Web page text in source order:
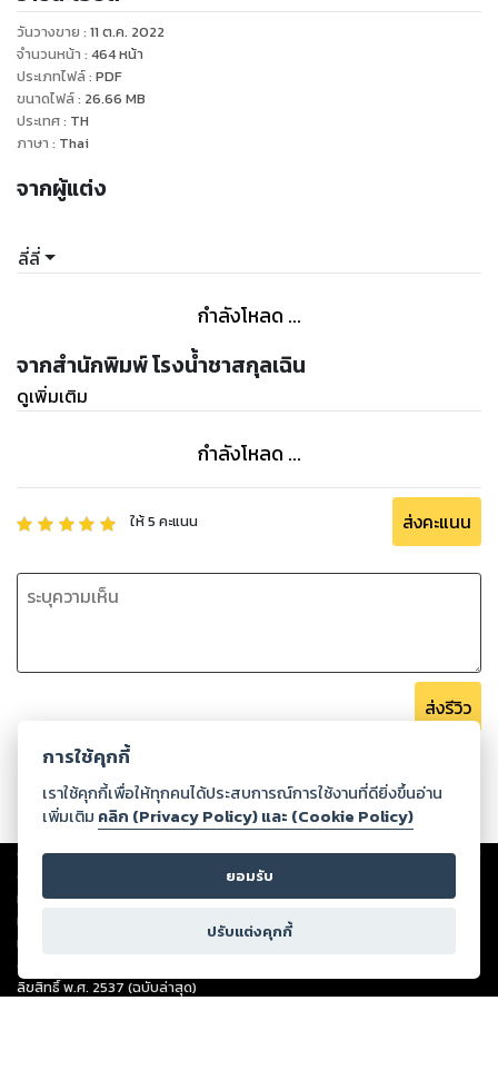
สูงใหญ่กำยำ เส้นผมดำขลับขยับไหวราวแพรไหมแม้ยากจะมอง
เห็นใบหน้าอย่างชัดเจนแต่ความรู้สึกที่แผ่ออกมาจากร่างของคนผู้
นี้ล้วนมีคำว่าหล่อเหลารูปงามตัวโตปรากฏ
จิงจิงค่อยๆ ยันกายลุกนั่ง เมื่อครู่ยังพอได้ยินเสียงของเซียนหงจิ่ว
ที่ร้องครางโอดครวญเสียงดังดุจหมูถูกเชือดแต่ตอนนี้กลับไม่
หยุด จิงจิงขยี้ตาแรงๆ ไล่หมอกควันในตาให้จางหายปรับสายตา
สีแดงชาดราวโลหิตนี้ล้วนมาจากร่างของเซียนหงจิ่วที่แน่นิ่งไม่
ได้สติสลบเหมือดดุจหมาตาย หน้าผากแตก จมูกหัก ตาทั้งสองข้า
ไปทั้งบานยังนับว่าแตกน้อยกว่าใบหน้าของเซียนหงจิ่วในตอนนี้...
เมื่อเห็นว่าใบหน้าของเซียนต้อยต่ำตรงหน้าไม่หลงเหลือชิ้นดีจึง
พอใจ ผุดกายลุกขึ้นยืนในขณะที่จิงจิงคิดว่าคงจบสิ้นแล้วนางกลับ
คิดผิดเมื่อบุรุษร่างสูงตรงหน้ายกเท้าขึ้นกระทืบเซียนหงจิ่วต่อไป...
ดวงตากลมเบิกกว้างตอนนี้ไม่รู้ว่าจะตกใจเท้าของบุรุษตรงหน้าที่
กระทืบลงบนจุดกึ่งกายบุรุษของเซียนหงจิ่วซ้ำๆ จนต้องส่งเสียง
ร้องโหยหวนราววิญญาณร้ายหรือว่าควรตกใจเมื่อเห็นเส้นผมสีดำ
ขยับพัดปลิวจนทำให้จิงจิงเห็นเนื้อหนังและกล้ามเนื้อบนแผ่นหลัง
กว้าง ทั้งยังเห็นบั้นท้ายตึงแน่นอย่างชัดเจนเต็มสองตา...เขาไม่ได้
สวมเสื้อผ้า
__________________
นิยายอิโรติกร้อนแรงและเป็นคู่เดี่ยวจ้า
วันวางขาย : 11 ต.ค. 2022
จำนวนหน้า : 464หน้า
ประเภทไฟล์: PDF
ขนาดไฟล์: 26.66 MB
ประเทศ: TH
ภาษา : Thai
จากผู้แต่ง
ลี่ลี่
กำลังโหลด ...
จากสำนักพิมพ์ โรงน้ำชาสกุลเฉิน
ดูเพิ่มเติม
กำลังโหลด ...
ให้5 คะแนน ส่งคะแนน
ส่งรีวิว
Copyright ©2026Storylog Co., Ltd. - สตอรี่ล็อกขอสงวนสิทธิ์ไม่รับผิดชอบ
ต่อผลงานหรือเนื้อหาใดที่อัปโหลดผ่านเว็บไซต์และปรากฏว่าละเมิดสิทธิใน
ทรัพย์สินทางปัญญาของบุคคลอื่นหรือขัดต่อกฎหมายและศีลธรรม ดังนั้น ผู้อ่าน
ทุกท่านโปรดใช้วิจารณญาณในการกลั่นกรองด้วยตนเอง และหากท่านพบว่าส่วน
หนึ่งส่วนใดขัดต่อกฎหมายและศีลธรรม กรุณาแจ้งมายังบริษัท เพื่อทีมงานจะได้
ดำเนินการในทันที ทั้งนี้ ทางสตอรี่ล็อกขอสงวนลิขสิทธิ์ตามพระราชบัญญัติ
ลิขสิทธิ์ พ.ศ. 2537 (ฉบับล่าสุด)
การใช้คุกกี้
เราใช้คุกกี้เพื่อให้ทุกคนได้ประสบการณ์การใช้งานที่ดียิ่งขึ้นอ่าน
เพิ่มเติม คลิก (Privacy Policy) และ (Cookie Policy)
ยอมรับ
ปรับแต่งคุกกี้